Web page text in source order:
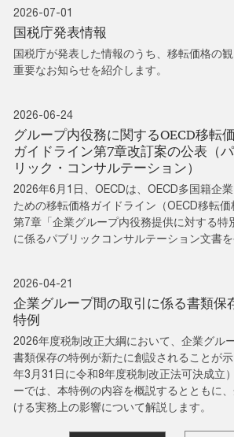
2026-07-01
国税庁発表情報
国税庁が発表した情報のうち、移転価格の
重要なお知らせを紹介します。
2026-06-24
グループ内役務に関するOECD移転
ガイドライン第7章改訂案の公表（
リック・コンサルテーション）
2026年6月1日、OECDは、OECD多国籍企
ための移転価格ガイドライン（OECD移転価
第7章「企業グループ内役務提供に対する特
に係るパブリックコンサルテーション文書を
2026-04-21
企業グループ間の取引に係る書類保
特例
2026年度税制改正大綱において、企業グル
書類保存の特例が新たに創設されることが
年3月31日に令和8年度税制改正法可決成立
ーでは、本特例の内容を概説するとともに
ける実務上の影響について解説します。